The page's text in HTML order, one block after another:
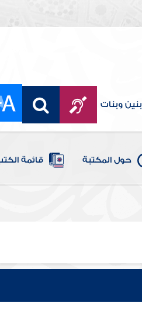
بنين وبنات
حول المكتبة قائمة